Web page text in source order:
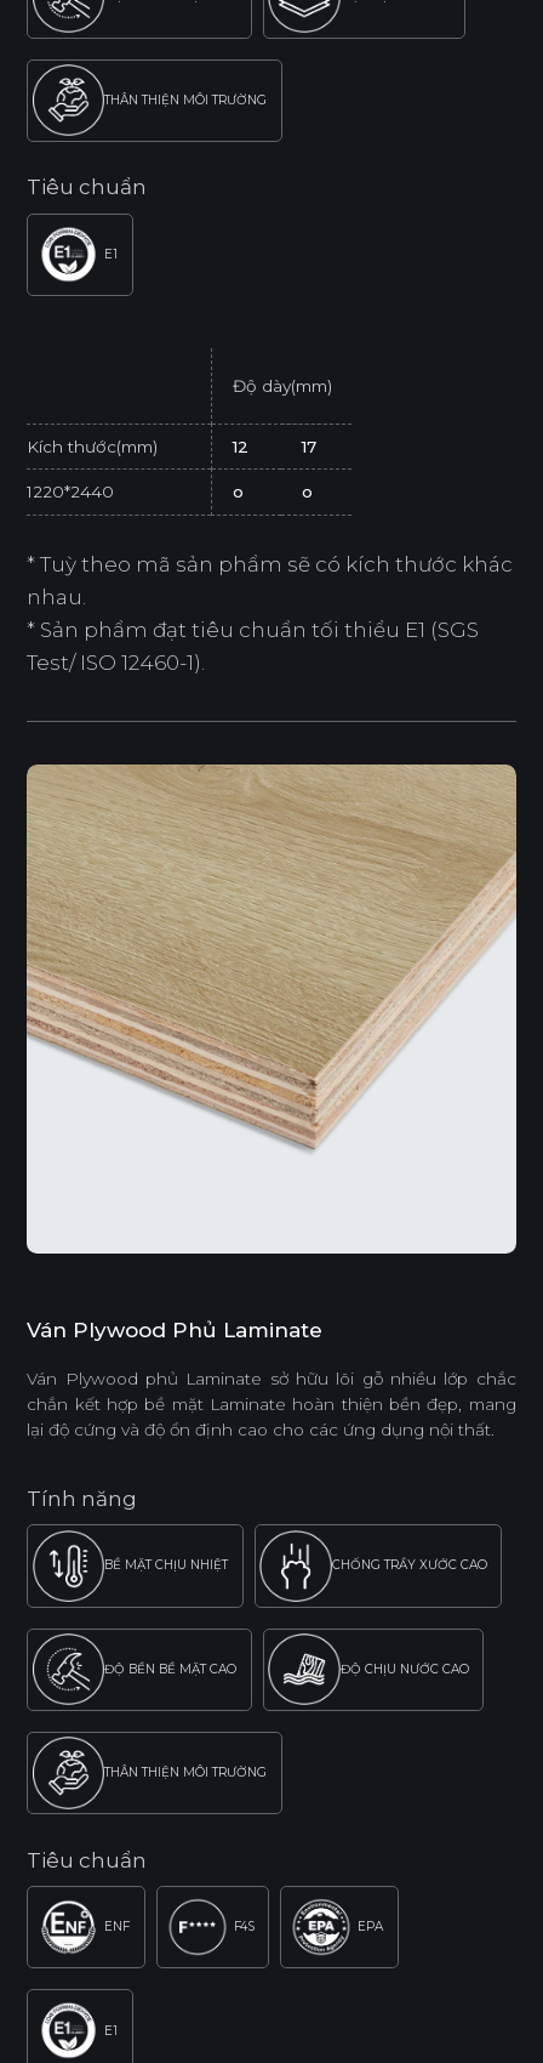
THÂN THIỆN MÔI TRƯỜNG
Tiêu chuẩn
E1
Độ dày(mm)
Kích thước(mm) 12 17
1220*2440 o o
* Tuỳ theo mã sản phẩm sẽ có kích thước khác
nhau.
* Sản phẩm đạt tiêu chuẩn tối thiểu E1 (SGS
Test/ ISO 12460-1).
Ván Plywood Phủ Laminate
Ván Plywood phủ Laminate sở hữu lõi gỗ nhiều lớp chắc
chắn kết hợp bề mặt Laminate hoàn thiện bền đẹp, mang
lại độ cứng và độ ổn định cao cho các ứng dụng nội thất.
Tính năng
BỀ MẶT CHỊU NHIỆT CHỐNG TRẦY XƯỚC CAO
ĐỘ BỀN BỀ MẶT CAO ĐỘ CHỊU NƯỚC CAO
THÂN THIỆN MÔI TRƯỜNG
Tiêu chuẩn
ENF F4S EPA
E1